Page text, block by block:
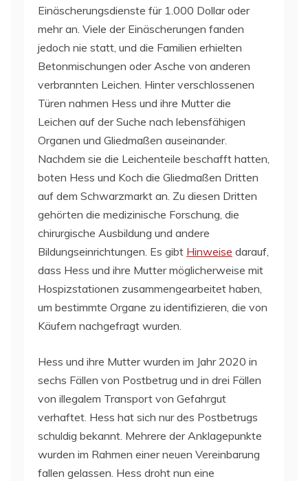
Einäscherungsdienste für 1.000 Dollar oder
mehr an. Viele der Einäscherungen fanden
jedoch nie statt, und die Familien erhielten
Betonmischungen oder Asche von anderen
verbrannten Leichen. Hinter verschlossenen
Türen nahmen Hess und ihre Mutter die
Leichen auf der Suche nach lebensfähigen
Organen und Gliedmaßen auseinander.
Nachdem sie die Leichenteile beschafft hatten,
boten Hess und Koch die Gliedmaßen Dritten
auf dem Schwarzmarkt an. Zu diesen Dritten
gehörten die medizinische Forschung, die
chirurgische Ausbildung und andere
Bildungseinrichtungen. Es gibt Hinweise darauf,
dass Hess und ihre Mutter möglicherweise mit
Hospizstationen zusammengearbeitet haben,
um bestimmte Organe zu identifizieren, die von
Käufern nachgefragt wurden.
Hess und ihre Mutter wurden im Jahr 2020 in
sechs Fällen von Postbetrug und in drei Fällen
von illegalem Transport von Gefahrgut
verhaftet. Hess hat sich nur des Postbetrugs
schuldig bekannt. Mehrere der Anklagepunkte
wurden im Rahmen einer neuen Vereinbarung
fallen gelassen. Hess droht nun eine